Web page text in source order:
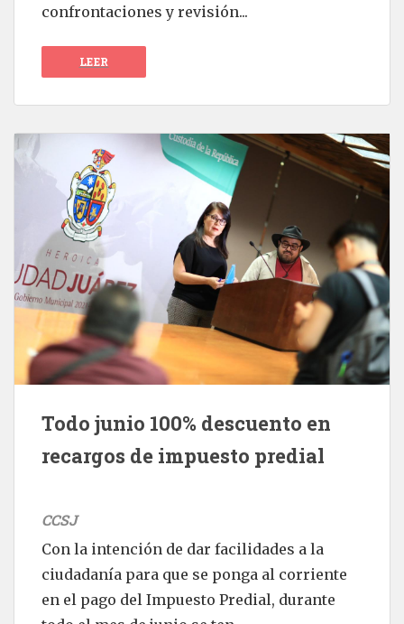
confrontaciones y revisión...
LEER
Todo junio 100% descuento en
recargos de impuesto predial
CCSJ
Con la intención de dar facilidades a la
ciudadanía para que se ponga al corriente
en el pago del Impuesto Predial, durante